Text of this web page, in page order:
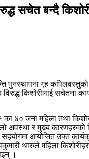
सचेत बन्दै
पुनस्थापना गृह
किशोरीलाई सचेतना
का ४० जना महिला तथा
अवस्था र मुख्य
आयोजित उक्त
थारुले महिला
।